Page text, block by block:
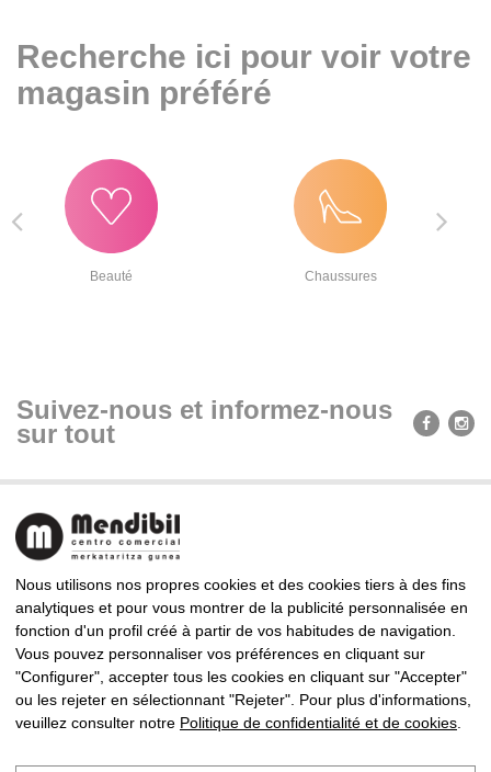
Recherche ici pour voir votre
magasin préféré
Beauté Chaussures
Suivez-nous et informez-nous
sur tout
CENTRE COMMERCIAL MENDIBIL
Almirante Arizmendi Kalea, 9, 20302 Irun, Gipuzkoa
Tel: +34 943 63 83 94 · Fax: +34 943 63 85 86
mendibil@centrocomercialmendibil.com
Nous utilisons nos propres cookies et des cookies tiers à des fins
analytiques et pour vous montrer de la publicité personnalisée en
fonction d'un profil créé à partir de vos habitudes de navigation.
Vous pouvez personnaliser vos préférences en cliquant sur
"Configurer", accepter tous les cookies en cliquant sur "Accepter"
ou les rejeter en sélectionnant "Rejeter". Pour plus d'informations,
veuillez consulter notre Politique de confidentialité et de cookies